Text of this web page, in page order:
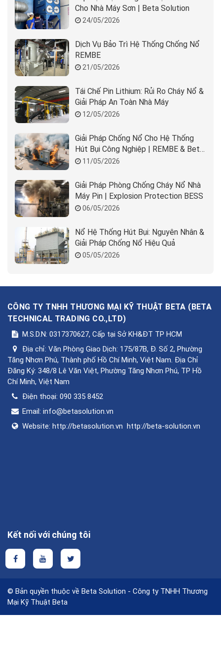
Cho Nhà Máy Sơn | Beta Solution
24/05/2026
Dịch Vụ Bảo Trì Hệ Thống Chống Nổ
REMBE
21/05/2026
Tái Chế Pin Lithium: Rủi Ro Cháy Nổ &
Giải Pháp An Toàn Nhà Máy
12/05/2026
Giải Pháp Chống Nổ Cho Hệ Thống
Hút Bụi Công Nghiệp | REMBE & Beta
Solution
11/05/2026
Giải Pháp Phòng Chống Cháy Nổ Nhà
Máy Pin | Explosion Protection BESS
06/05/2026
Nổ Hệ Thống Hút Bụi: Nguyên Nhân &
Giải Pháp Chống Nổ Hiệu Quả
05/05/2026
CÔNG TY TNHH THƯƠNG MẠI KỸ THUẬT BETA ( BETA
TECHNICAL TRADING CO.,LTD)
M.S.D.N: 0317370627, Cấp tại Sở KH&ĐT TP HCM
Địa chỉ: Văn Phòng Giao Dịch: 175/87B, Đ. Số 2, Phường
Tăng Nhơn Phú, Thành phố Hồ Chí Minh, Việt Nam. Địa Chỉ
Đăng Ký: 348/8 Lê Văn Việt, Phường Tăng Nhơn Phú, TP Hồ
Chí Minh, Việt Nam
Điện thoại: 090 335 8452
Email: info@betasolution.vn
Website: http://betasolution.vn http://beta-solution.vn
Kết nối với chúng tôi
© Bản quyền thuộc về Beta Solution - Công ty TNHH Thương
Mại Kỹ Thuật Beta